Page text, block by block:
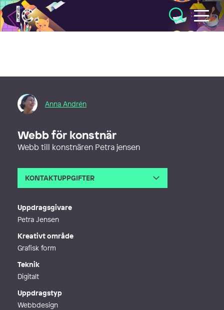
Illustratörcentrum
Anna Andrén
Webb för konstnär
Webb till konstnären Petra jensen
KONTAKTUPPGIFTER
Uppdragsgivare
Petra Jensen
Kreativt område
Grafisk form
Teknik
Digitalt
Uppdragstyp
Webbdesign